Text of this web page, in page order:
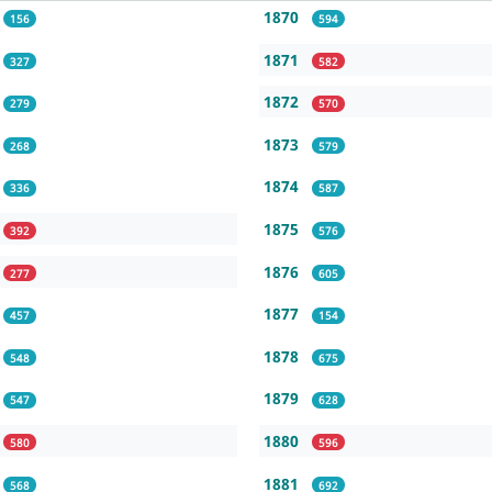
156
327
279
268
336
392
277
457
548
547
580
568
1870 594
1871 582
1872 570
1873 579
1874 587
1875 576
1876 605
1877 154
1878 675
1879 628
1880 596
1881 692